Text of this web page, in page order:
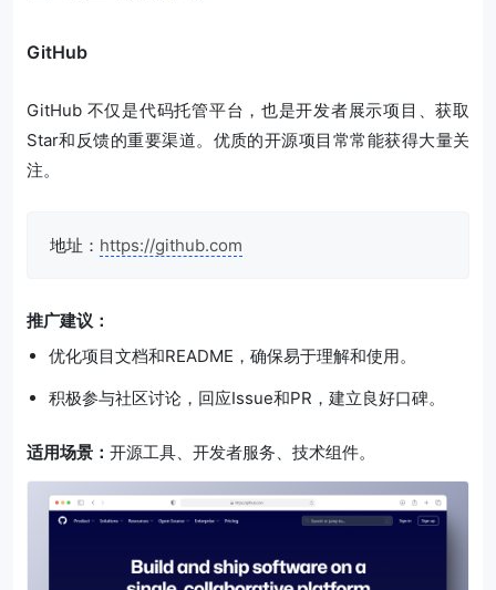
GitHub
GitHub 不仅是代码托管平台，也是开发者展示项目、获取
Star和反馈的重要渠道。优质的开源项目常常能获得大量关
注。
地址： https://github.com
推广建议：
优化项目文档和README，确保易于理解和使用。
积极参与社区讨论，回应Issue和PR，建立良好口碑。
适用场景： 开源工具、开发者服务、技术组件。